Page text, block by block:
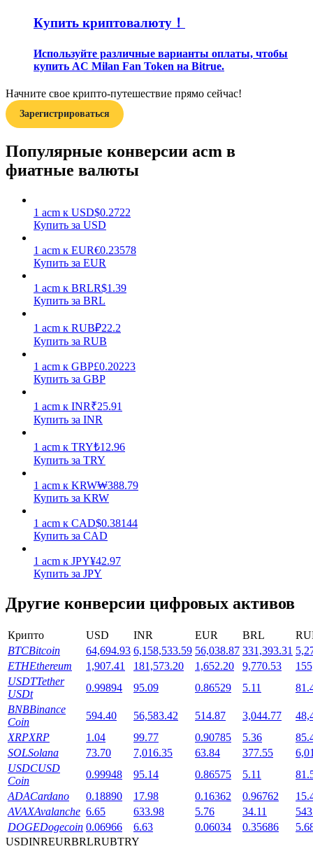
Заработок
Силовая свинья
Получайте конкурентные награды ежедневно
Стейкинг
Launchpool
Гибкая ставка для заработка популярных токенов
Блокировки BTR
Эксклюзивные инвестиции для владельцев BTR
Купить криптовалюту！
Используйте различные варианты оплаты, чтобы
купить AC Milan Fan Token на Bitrue.
Начните свое крипто-путешествие прямо сейчас!
Зарегистрироваться
Популярные конверсии acm в
фиатные валюты
1 acm к USD$0.2722
Купить за USD
1 acm к EUR€0.23578
Купить за EUR
1 acm к BRLR$1.39
Купить за BRL
1 acm к RUB₽22.2
Купить за RUB
1 acm к GBP£0.20223
Купить за GBP
1 acm к INR₹25.91
Купить за INR
1 acm к TRY₺12.96
Купить за TRY
1 acm к KRW₩388.79
Купить за KRW
1 acm к CAD$0.38144
Купить за CAD
1 acm к JPY¥42.97
Купить за JPY
Другие конверсии цифровых активов
Крипто USD INR EUR BRL
BTCBitcoin 64,694.93 6,158,533.59 56,038.87 331,393.31
ETHEthereum 1,907.41 181,573.20 1,652.20 9,770.53
USDTTether
USDt
0.99894 95.09 0.86529 5.11
BNBBinance
Coin
594.40 56,583.42 514.87 3,044.77
XRPXRP 1.04 99.77 0.90785 5.36
SOLSolana 73.70 7,016.35 63.84 377.55
USDCUSD
Coin
0.99948 95.14 0.86575 5.11
ADACardano 0.18890 17.98 0.16362 0.96762
AVAXAvalanche 6.65 633.98 5.76 34.11
DOGEDogecoin 0.06966 6.63 0.06034 0.35686
USDINREURBRLRUBTRY